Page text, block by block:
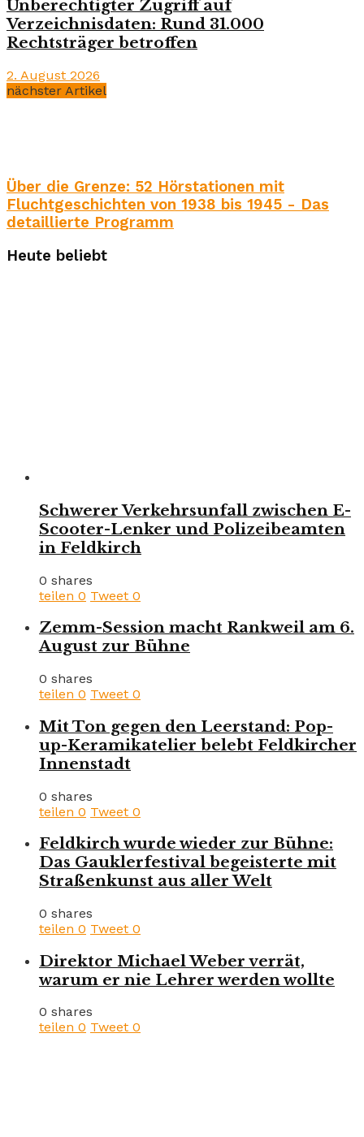
Unberechtigter Zugriff auf
Verzeichnisdaten: Rund 31.000
Rechtsträger betroffen
2. August 2026
nächster Artikel
Über die Grenze: 52 Hörstationen mit
Fluchtgeschichten von 1938 bis 1945 - Das
detaillierte Programm
Heute beliebt
Schwerer Verkehrsunfall zwischen E-
Scooter-Lenker und Polizeibeamten
in Feldkirch
0 shares
teilen 0 Tweet 0
Zemm-Session macht Rankweil am 6.
August zur Bühne
0 shares
teilen 0 Tweet 0
Mit Ton gegen den Leerstand: Pop-
up-Keramikatelier belebt Feldkircher
Innenstadt
0 shares
teilen 0 Tweet 0
Feldkirch wurde wieder zur Bühne:
Das Gauklerfestival begeisterte mit
Straßenkunst aus aller Welt
0 shares
teilen 0 Tweet 0
Direktor Michael Weber verrät,
warum er nie Lehrer werden wollte
0 shares
teilen 0 Tweet 0